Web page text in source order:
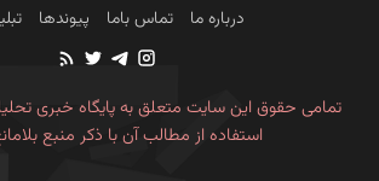
درباره ما تماس باما پیوندها
تمامی حقوق این سایت متعلق به پایگاه خبری
استفاده از مطالب آن با ذکر منبع